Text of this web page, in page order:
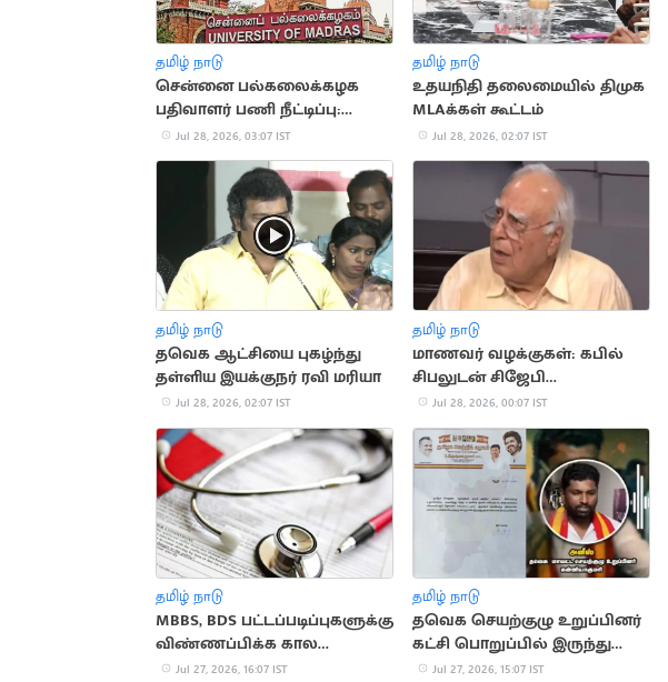
தமிழ் நாடு
சென்னை பல்கலைக்கழக
பதிவாளர் பணி நீட்டிப்பு:
செனட் கூட்டத்தில் முடிவு
Jul 28, 2026, 03:07 IST
தமிழ் நாடு
உதயநிதி தலைமையில் திமுக
MLAக்கள் கூட்டம்
Jul 28, 2026, 02:07 IST
தமிழ் நாடு
தவெக ஆட்சியை புகழ்ந்து
தள்ளிய இயக்குநர் ரவி மரியா
Jul 28, 2026, 02:07 IST
தமிழ் நாடு
மாணவர் வழக்குகள்: கபில்
சிபலுடன் சிஜேபி
ஆலோசனை
Jul 28, 2026, 00:07 IST
தமிழ் நாடு
MBBS, BDS பட்டப்படிப்புகளுக்கு
விண்ணப்பிக்க கால
அவகாசம் நீட்டிப்பு
Jul 27, 2026, 16:07 IST
தமிழ் நாடு
தவெக செயற்குழு உறுப்பினர்
கட்சி பொறுப்பில் இருந்து
நீக்கம்
Jul 27, 2026, 15:07 IST